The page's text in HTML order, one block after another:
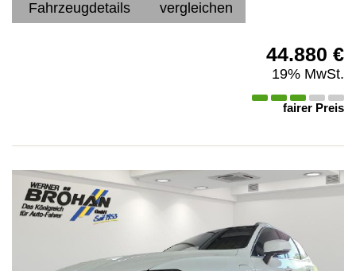
Fahrzeugdetails
vergleichen
44.880 €
19% MwSt.
fairer Preis